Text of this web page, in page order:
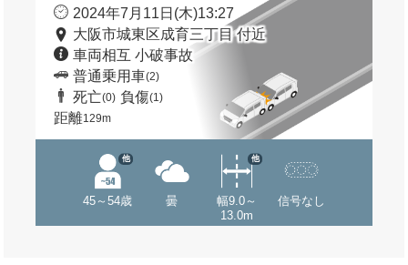
2024年7月11日(木)13:27
大阪市城東区成育三丁目 付近
車両相互 小破事故
普通乗用車(2)
死亡(0) 負傷(1)
距離129m
45～54歳
他
曇
幅9.0～
13.0m
他
信号なし